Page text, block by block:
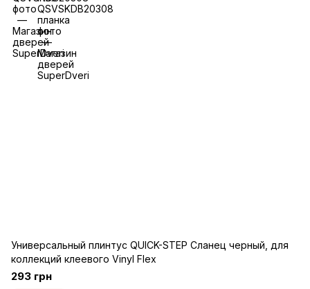
Универсальный плинтус QUICK-STEP Сланец черный, для
коллекций клеевого Vinyl Flex
293 грн